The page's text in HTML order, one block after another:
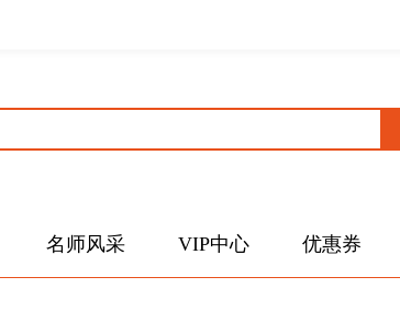
名师风采 VIP中心 优惠券